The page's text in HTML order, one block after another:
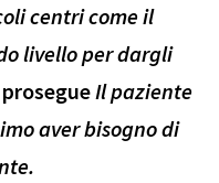
centri come il
livello per dargli
Il paziente
aver bisogno di